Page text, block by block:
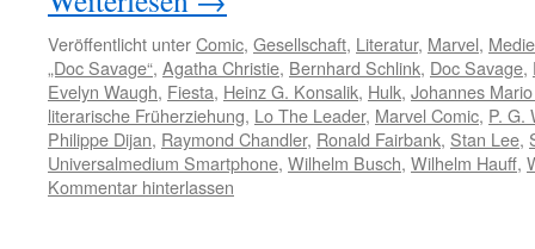
Veröffentlicht unterComic, Gesellschaft, Literatur, Marvel,
„Doc Savage“, Agatha Christie, Bernhard Schlink, Doc Savage,
Evelyn Waugh, Fiesta, Heinz G. Konsalik, Hulk, Johannes
literarische Früherziehung, Lo The Leader, Marvel Comic, P. G.
Philippe Dijan, Raymond Chandler, Ronald Fairbank, Stan Lee,
Universalmedium Smartphone, Wilhelm Busch, Wilhelm Hauff,
Kommentar hinterlassen